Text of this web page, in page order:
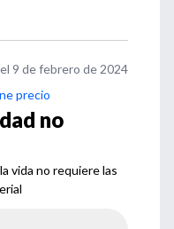
9 de febrero de 2024
precio
no
vida no requiere las